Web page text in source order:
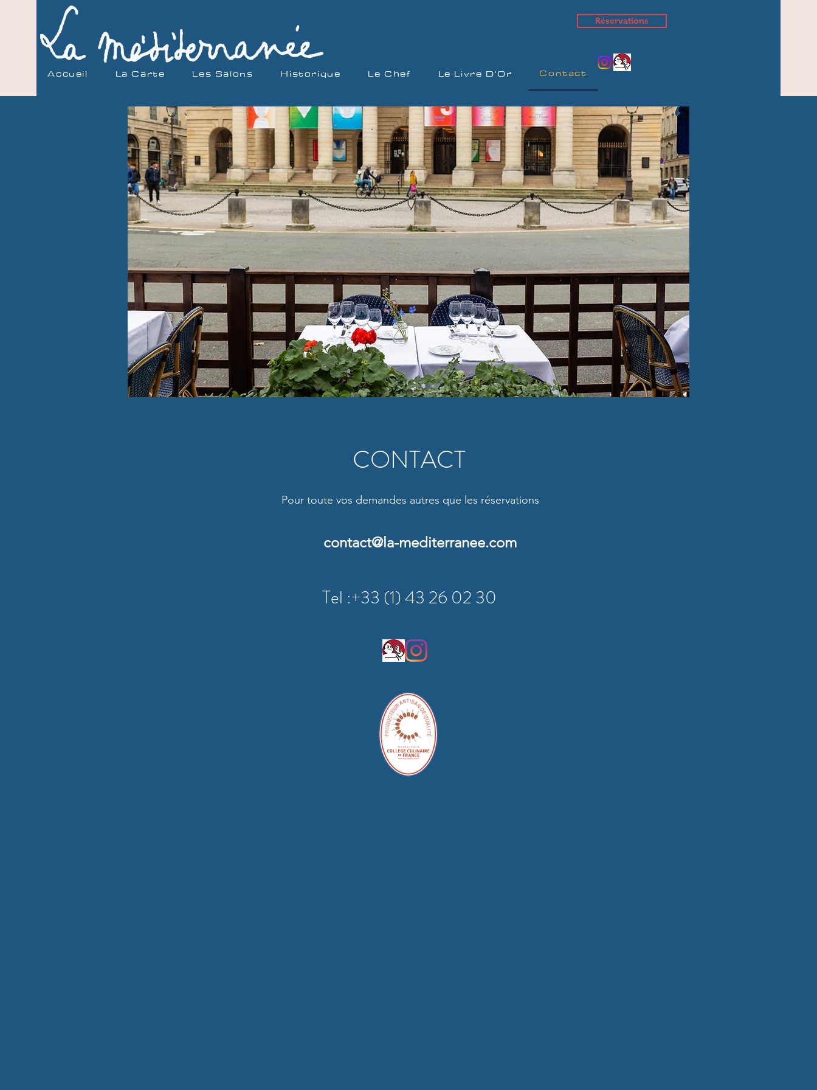
Accueil La Carte Les Salons Historique Le Chef Le Livre D'Or Contact
Réservations
CONTACT
Pour toute vos demandes autres que les réservations
contact@la-mediterranee.com
Tel :+33 (1) 43 26 02 30